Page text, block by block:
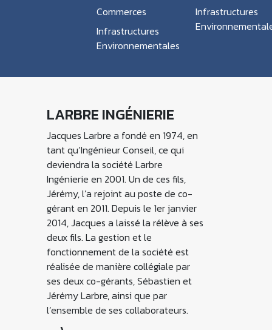
Commerces
Infrastructures
Environnementales
Infrastructures
LARBRE INGÉNIERIE
Jacques Larbre a fondé en 1974, en
tant qu’Ingénieur Conseil, ce qui
deviendra la société Larbre
Ingénierie en 2001. Un de ces fils,
Jérémy, l’a rejoint au poste de co-
gérant en 2011. Depuis le 1er janvier
2014, Jacques a laissé la rélève à ses
deux fils. La gestion et le
fonctionnement de la société est
réalisée de manière collégiale par
ses deux co-gérants, Sébastien et
Jérémy Larbre, ainsi que par
l’ensemble de ses collaborateurs.